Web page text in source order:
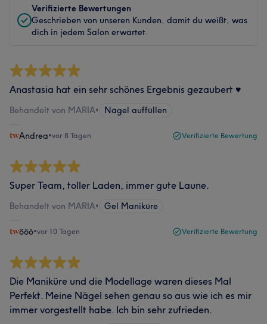
Verifizierte Bewertungen
Geschrieben von unseren Kunden, damit du weißt, was
dich in jedem Salon erwartet.
Anastasia hat ein sehr schönes Ergebnis gezaubert ♥️
Behandelt von MARIA• Nägel auffüllen
Andrea•vor 8 Tagen Verifizierte Bewertung
Super Team, toller Laden, immer gute Laune.
Behandelt von MARIA• Gel Maniküre
ööö•vor 10 Tagen Verifizierte Bewertung
Die Maniküre und die Modellage waren dieses Mal
Perfekt. Meine Nägel sehen genau so aus wie ich es mir
immer vorgestellt habe. Ich bin sehr zufrieden.